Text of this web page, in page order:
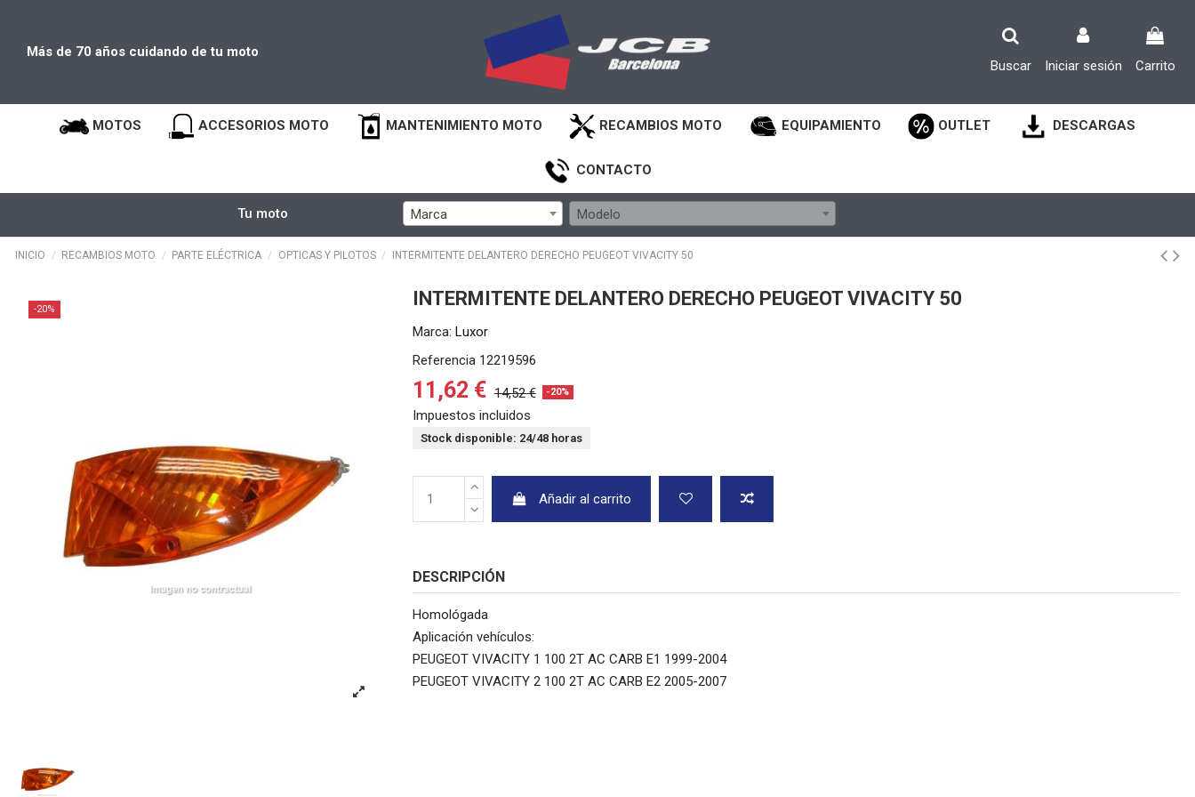
Más de 70 años cuidando de tu moto
Buscar
Iniciar sesión Carrito
MOTOS ACCESORIOS MOTO MANTENIMIENTO MOTO RECAMBIOS MOTO EQUIPAMIENTO OUTLET DESCARGAS
CONTACTO
Tu moto Marca Modelo
INICIO RECAMBIOS MOTO PARTE ELÉCTRICA OPTICAS Y PILOTOS INTERMITENTE DELANTERO DERECHO PEUGEOT VIVACITY 50
-20% INTERMITENTE DELANTERO DERECHO PEUGEOT VIVACITY 50
Marca: Luxor
Referencia 12219596
11,62 € 14,52 € -20%
Impuestos incluidos
Stock disponible: 24/48 horas
Añadir al carrito
DESCRIPCIÓN
Homológada
Aplicación vehículos:
PEUGEOT VIVACITY 1 100 2T AC CARB E1 1999-2004
PEUGEOT VIVACITY 2 100 2T AC CARB E2 2005-2007